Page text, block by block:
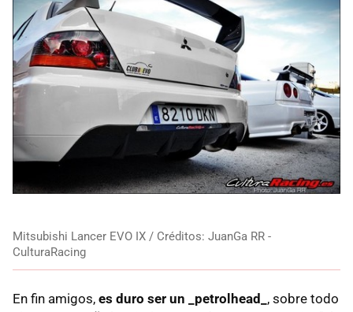
Mitsubishi Lancer EVO IX / Créditos: JuanGa RR -
CulturaRacing
En fin amigos, es duro ser un _petrolhead_ , sobre todo